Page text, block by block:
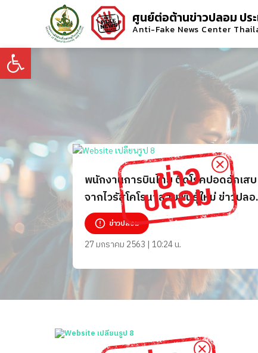
Open toolbar
ศูนย์ต่อต้านข่าวปลอม ประ
Anti-Fake News Center
พนักงานการบินไทย ติดโรคปอดอักเสบ
จากไวรัสโคโรนาสายพันธุ์ใหม่ ข่าวปล
สร้างความเข้าใจผิด อย่าแชร์!
ข่าวปลอม
27 มกราคม 2563 | 10:24 น.